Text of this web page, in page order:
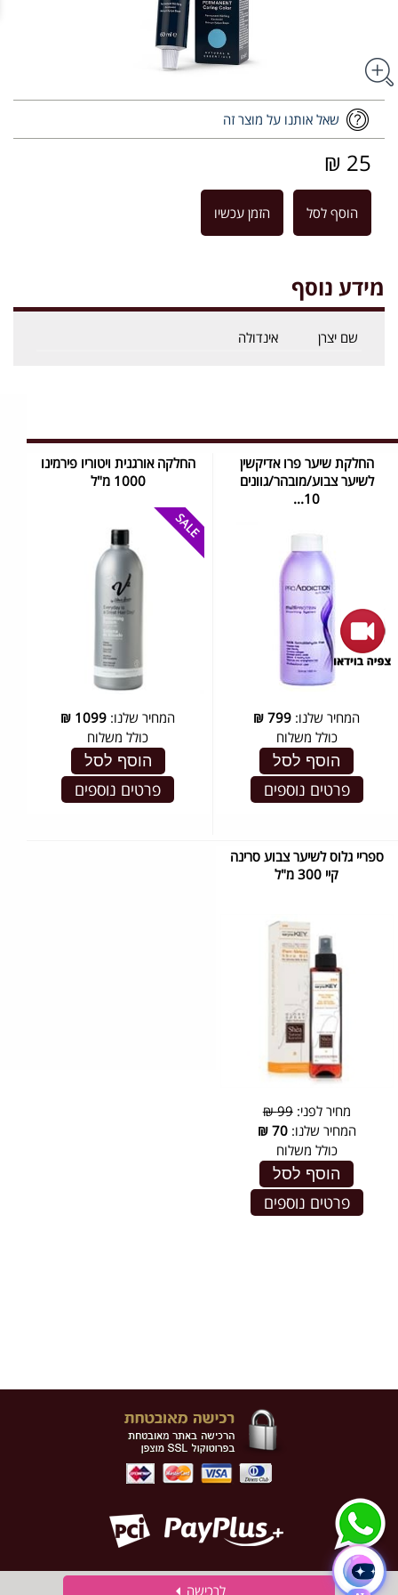
שאל אותנו על מוצר זה
25 ₪
הוסף לסל הזמן עכשיו
מידע נוסף
שם יצרן אינדולה
החלקת שיער פרו אדיקשין
לשיער צבוע/מובהר/גוונים
10...
המחיר שלנו: 799
₪
כולל משלוח
הוסף לסל
פרטים נוספים
החלקה אורגנית ויטוריו פירמינו
1000 מ"ל
המחיר שלנו: 1099
₪
כולל משלוח
הוסף לסל
פרטים נוספים
ספריי גלוס לשיער צבוע סרינה
קיי 300 מ"ל
מחיר לפני:99 ₪
המחיר שלנו:70
₪
כולל משלוח
הוסף לסל
פרטים נוספים
לרכישה